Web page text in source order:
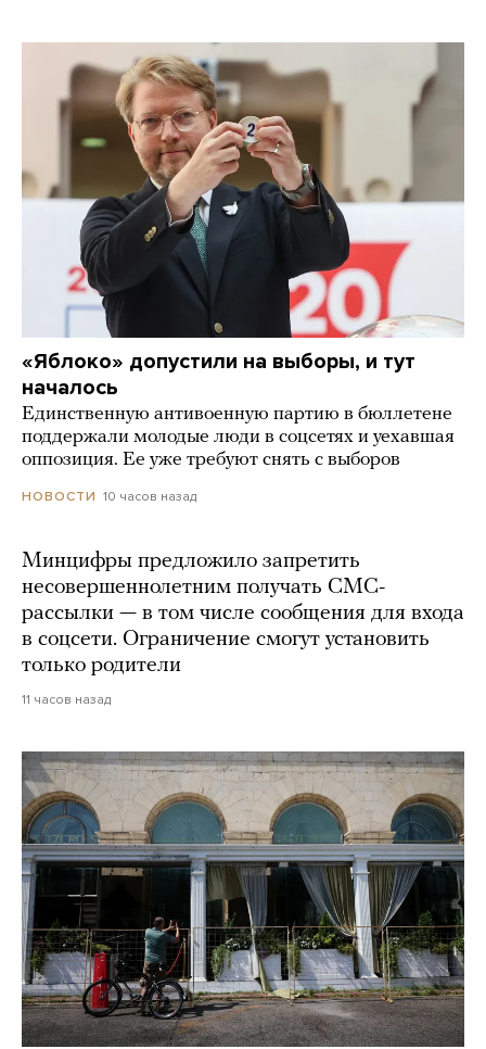
«Яблоко» допустили на выборы, и тут
началось
Единственную антивоенную партию в бюллетене
поддержали молодые люди в соцсетях и уехавшая
оппозиция. Ее уже требуют снять с выборов
НОВОСТИ 10 часов назад
Минцифры предложило запретить
несовершеннолетним получать СМС-
рассылки — в том числе сообщения для входа
в соцсети. Ограничение смогут установить
только родители
11 часов назад